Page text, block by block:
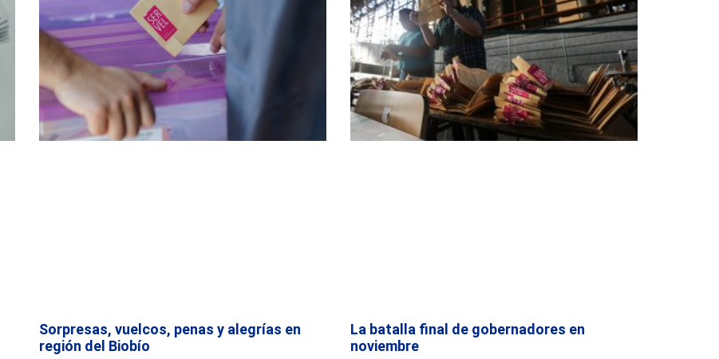
Sorpresas, vuelcos, penas y alegrías en
región del Biobío
La batalla final de gobernadores en
noviembre